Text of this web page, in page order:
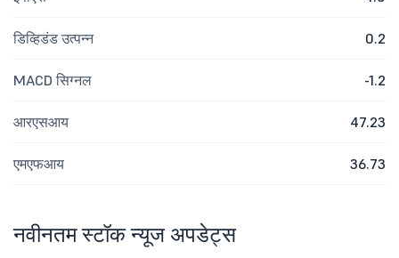
डिव्हिडंड उत्पन्न 0.2
MACD सिग्नल -1.2
आरएसआय 47.23
एमएफआय 36.73
नवीनतम स्टॉक न्यूज अपडेट्स